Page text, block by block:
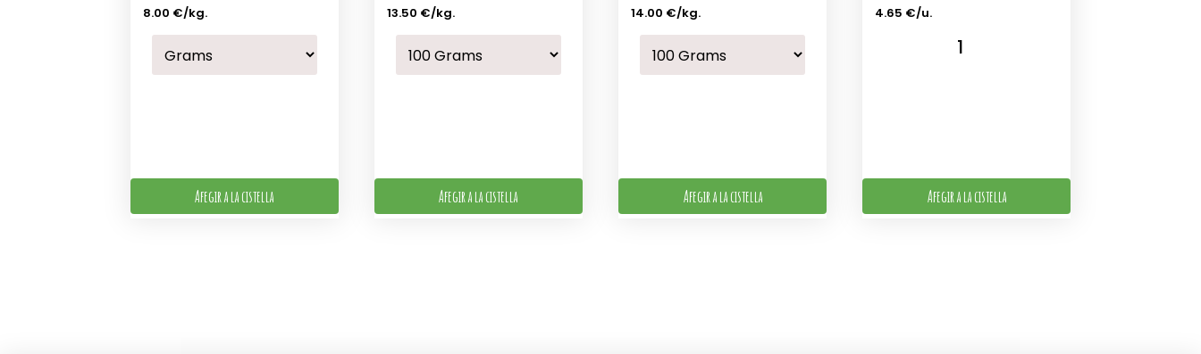
8.00 €/kg.
Afegir a la cistella
13.50 €/kg.
Afegir a la cistella
14.00 €/kg.
Afegir a la cistella
4.65 €/u.
Afegir a la cistella